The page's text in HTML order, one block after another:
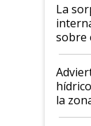
La
sobre
la